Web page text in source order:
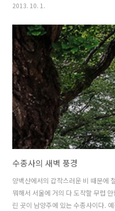
2013. 10. 1.
수종사의 새벽 풍경
양백산에서의 갑작스러운 비 때문에
뭐해서 서울에 거의 다 도착할 무렵
린 곳이 남양주에 있는 수종사이다.